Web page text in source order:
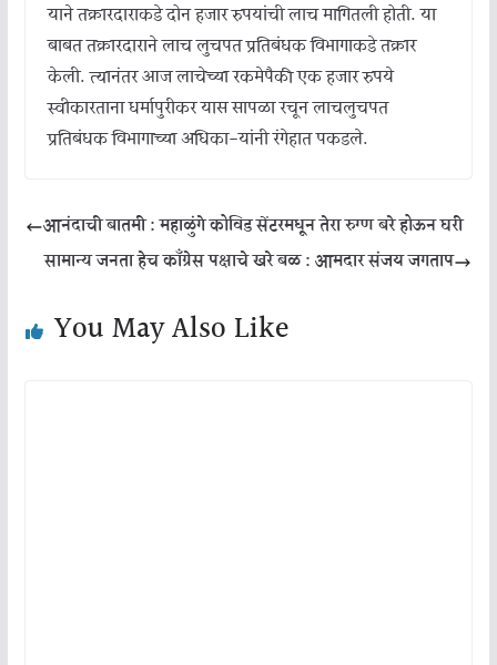
याने तक्रारदाराकडे दोन हजार रुपयांची लाच मागितली होती. या
बाबत तक्रारदाराने लाच लुचपत प्रतिबंधक विभागाकडे तक्रार
केली. त्यानंतर आज लाचेच्या रकमेपैकी एक हजार रुपये
स्वीकारताना धर्मापुरीकर यास सापळा रचून लाचलुचपत
प्रतिबंधक विभागाच्या अधिका-यांनी रंगेहात पकडले.
आनंदाची बातमी : महाळुंगे कोविड सेंटरमधून तेरा रुग्ण बरे होऊन घरी
सामान्य जनता हेच काँग्रेस पक्षाचे खरे बळ : आमदार संजय जगताप
You May Also Like